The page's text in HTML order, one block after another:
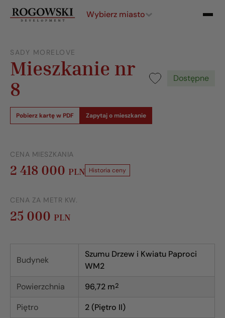
Wybierz miasto
SADY MORELOVE
Mieszkanie nr
8
Dostępne
Pobierz kartę w PDF Zapytaj o mieszkanie
CENA MIESZKANIA
2 418 000 PLN Historia ceny
CENA ZA METR KW.
25 000 PLN
Budynek
Szumu Drzew i Kwiatu Paproci
WM2
Powierzchnia
96,72 m2
Piętro
2 (Piętro II)